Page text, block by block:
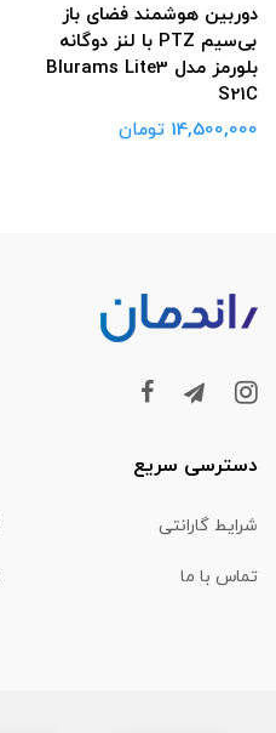
دوربین هوشمند فضای باز
بی‌‌سیم PTZ با لنز دوگانه
بلورمز مدل Blurams Lite3
S21C
14,500,000 تومان
دسترسی سریع
شرایط گارانتی
تماس با ما